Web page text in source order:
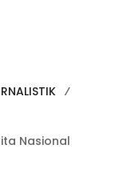
Nasional